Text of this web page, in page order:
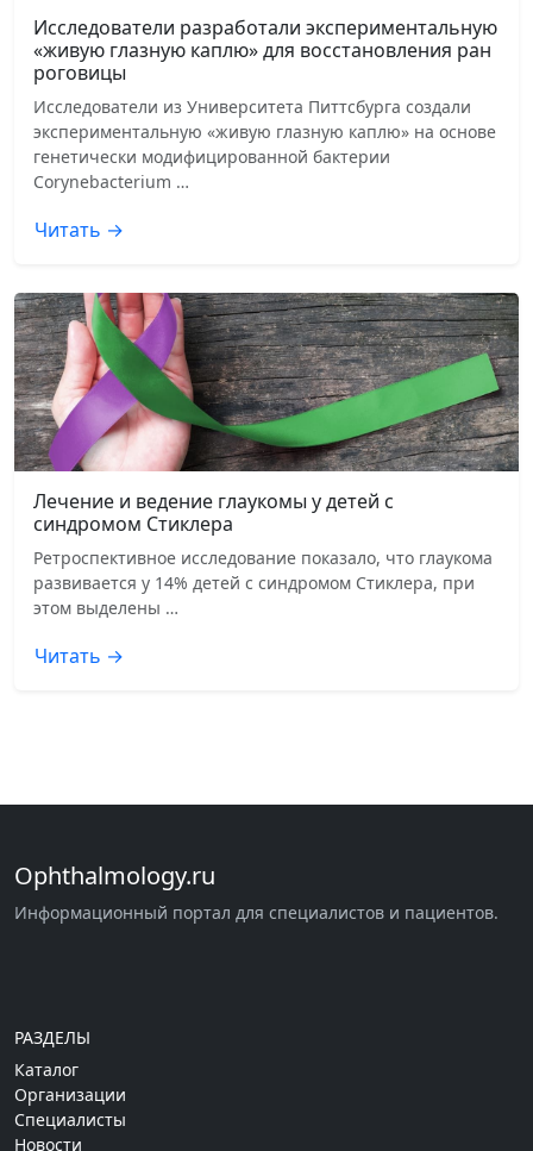
Исследователи разработали экспериментальную
«живую глазную каплю» для восстановления ран
роговицы
Исследователи из Университета Питтсбурга создали
экспериментальную «живую глазную каплю» на основе
генетически модифицированной бактерии
Corynebacterium …
Читать →
Лечение и ведение глаукомы у детей с
синдромом Стиклера
Ретроспективное исследование показало, что глаукома
развивается у 14% детей с синдромом Стиклера, при
этом выделены …
Читать →
Ophthalmology.ru
Информационный портал для специалистов и пациентов.
РАЗДЕЛЫ
Каталог
Организации
Специалисты
Новости